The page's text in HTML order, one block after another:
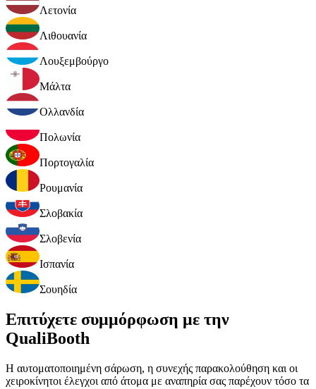
Λετονία
Λιθουανία
Λουξεμβούργο
Μάλτα
Ολλανδία
Πολωνία
Πορτογαλία
Ρουμανία
Σλοβακία
Σλοβενία
Ισπανία
Σουηδία
Επιτύχετε συμμόρφωση με την
QualiBooth
Η αυτοματοποιημένη σάρωση, η συνεχής παρακολούθηση και οι
χειροκίνητοι έλεγχοι από άτομα με αναπηρία σας παρέχουν τόσο τα